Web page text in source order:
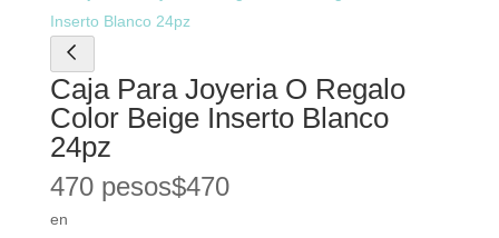
Caja Para Joyeria O Regalo
Color Beige Inserto Blanco
24pz
470 pesos$470
en